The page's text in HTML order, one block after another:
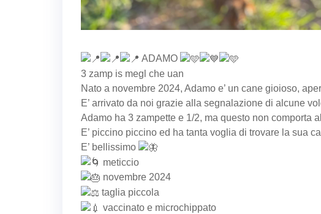
ADAMO
3 zamp is megl che uan
Nato a novembre 2024, Adamo e’ un cane gioioso,
E’ arrivato da noi grazie alla segnalazione di alcune
Adamo ha 3 zampette e 1/2, ma questo non comporta
E’ piccino piccino ed ha tanta voglia di trovare la sua
E’ bellissimo
meticcio
novembre 2024
taglia piccola
vaccinato e microchippato